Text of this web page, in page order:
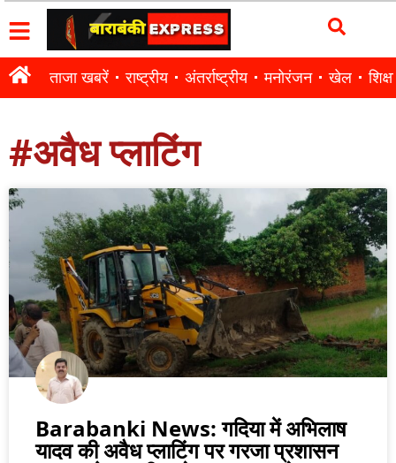
ताजा खबरें राष्ट्रीय अंतर्राष्ट्रीय मनोरंजन खेल शिक्षा
#अवैध प्लाटिंग
Barabanki News: गदिया में अभिलाष
यादव की अवैध प्लाटिंग पर गरजा प्रशासन